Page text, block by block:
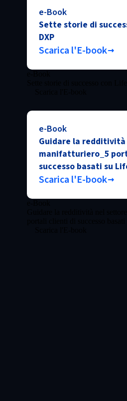
e-Book
Sette storie di
DXP
Scarica l'E-book
e-Book
Guidare la
manifatturiero_5
successo basati su
Scarica l'E-book